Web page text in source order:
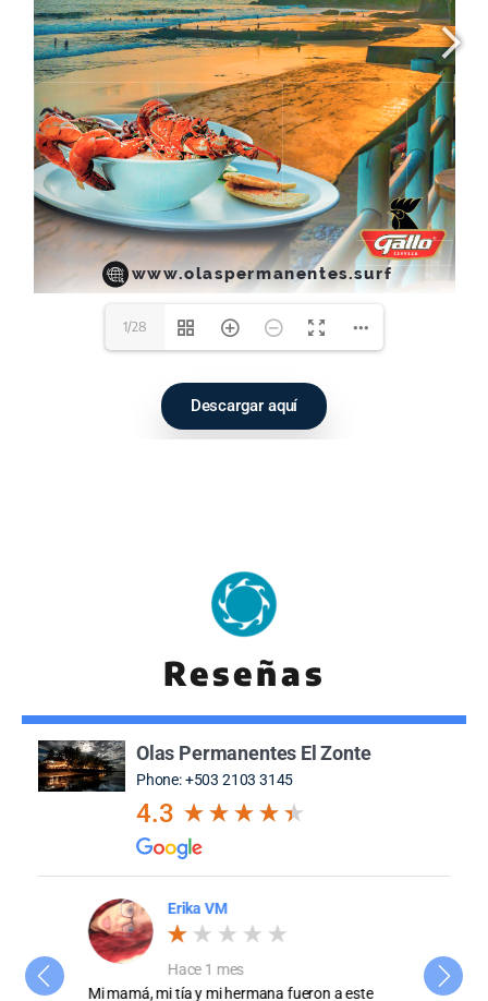
1/28
Descargar aquí
Reseñas
Olas Permanentes El Zonte
Phone: +503 2103 3145
4.3
Erika VM
Hace 1 mes
Mi mamá, mi tía y mi hermana fueron a este
Lugar